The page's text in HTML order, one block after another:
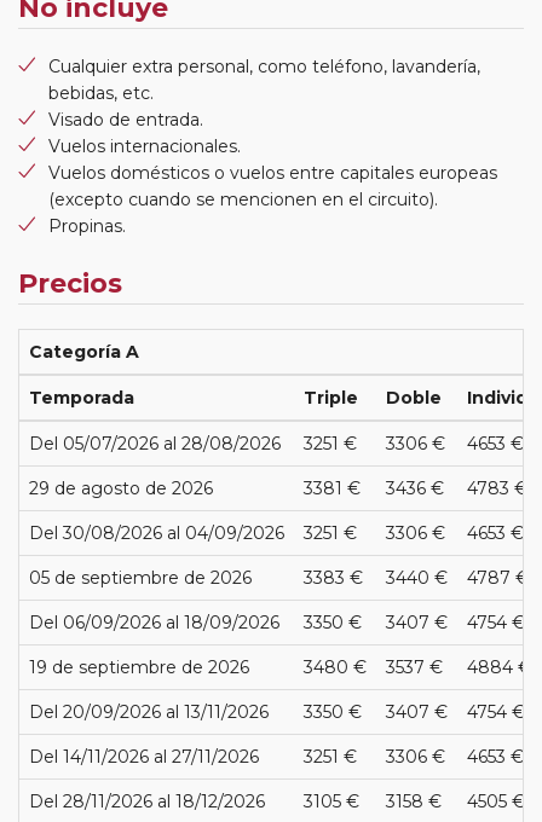
No incluye
Cualquier extra personal, como teléfono, lavandería,
bebidas, etc.
Visado de entrada.
Vuelos internacionales.
Vuelos domésticos o vuelos entre capitales europeas
(excepto cuando se mencionen en el circuito).
Propinas.
Precios
Categoría A
Temporada Triple Doble
Del 05/07/2026 al 28/08/2026 3251 € 3306 € 4653 €
29 de agosto de 2026 3381 € 3436 € 4783 €
Del 30/08/2026 al 04/09/2026 3251 € 3306 € 4653 €
05 de septiembre de 2026 3383 € 3440 € 4787 €
Del 06/09/2026 al 18/09/2026 3350 € 3407 € 4754 €
19 de septiembre de 2026 3480 € 3537 € 4884 €
Del 20/09/2026 al 13/11/2026 3350 € 3407 € 4754 €
Del 14/11/2026 al 27/11/2026 3251 € 3306 € 4653 €
Del 28/11/2026 al 18/12/2026 3105 € 3158 € 4505 €